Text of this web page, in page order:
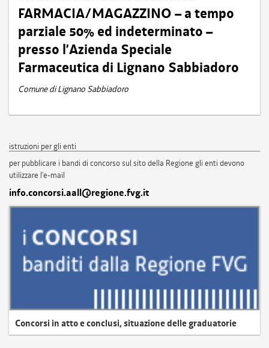
FARMACIA/MAGAZZINO – a tempo
parziale 50% ed indeterminato –
presso l’Azienda Speciale
Farmaceutica di Lignano Sabbiadoro
Comune di Lignano Sabbiadoro
istruzioni per gli enti
per pubblicare i bandi di concorso sul sito della Regione gli enti devono
utilizzare l'e-mail
info.concorsi.aall@regione.fvg.it
Concorsi in atto e conclusi, situazione delle graduatorie